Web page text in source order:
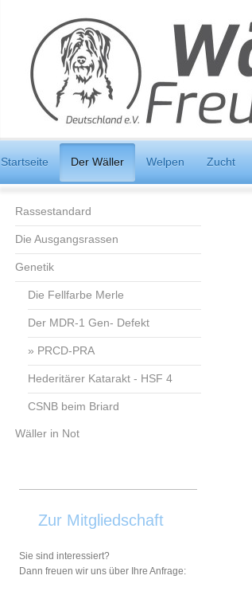
Startseite Der Wäller Welpen Zucht
Rassestandard
Die Ausgangsrassen
Genetik
Die Fellfarbe Merle
Der MDR-1 Gen- Defekt
PRCD-PRA
Hederitärer Katarakt - HSF 4
CSNB beim Briard
Wäller in Not
Zur Mitgliedschaft
Sie sind interessiert?
Dann freuen wir uns über Ihre Anfrage: